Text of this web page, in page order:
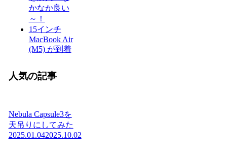
かなか良い
～！
15インチ
MacBook Air
(M5) が到着
人気の記事
Nebula Capsule3を
天吊りにしてみた
2025.01.042025.10.02